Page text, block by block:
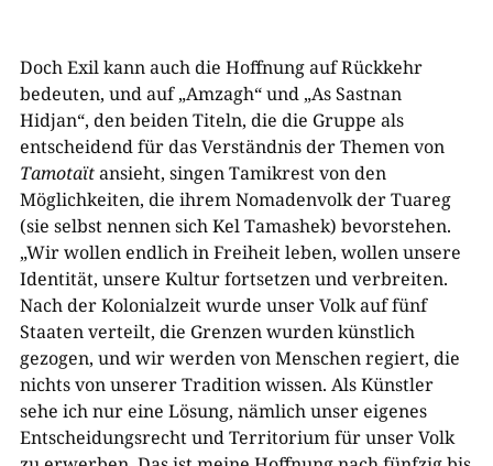
Doch Exil kann auch die Hoffnung auf Rückkehr
bedeuten, und auf „Amzagh“ und „As Sastnan
Hidjan“, den beiden Titeln, die die Gruppe als
entscheidend für das Verständnis der Themen von
Tamotaïtansieht, singen Tamikrest von den
Möglichkeiten, die ihrem Nomadenvolk der Tuareg
(sie selbst nennen sich Kel Tamashek) bevorstehen.
„Wir wollen endlich in Freiheit leben, wollen unsere
Identität, unsere Kultur fortsetzen und verbreiten.
Nach der Kolonialzeit wurde unser Volk auf fünf
Staaten verteilt, die Grenzen wurden künstlich
gezogen, und wir werden von Menschen regiert, die
nichts von unserer Tradition wissen. Als Künstler
sehe ich nur eine Lösung, nämlich unser eigenes
Entscheidungsrecht und Territorium für unser Volk